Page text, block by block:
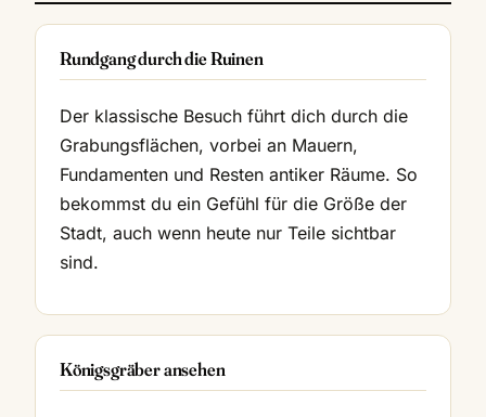
Rundgang durch die Ruinen
Der klassische Besuch führt dich durch die
Grabungsflächen, vorbei an Mauern,
Fundamenten und Resten antiker Räume. So
bekommst du ein Gefühl für die Größe der
Stadt, auch wenn heute nur Teile sichtbar
sind.
Königsgräber ansehen